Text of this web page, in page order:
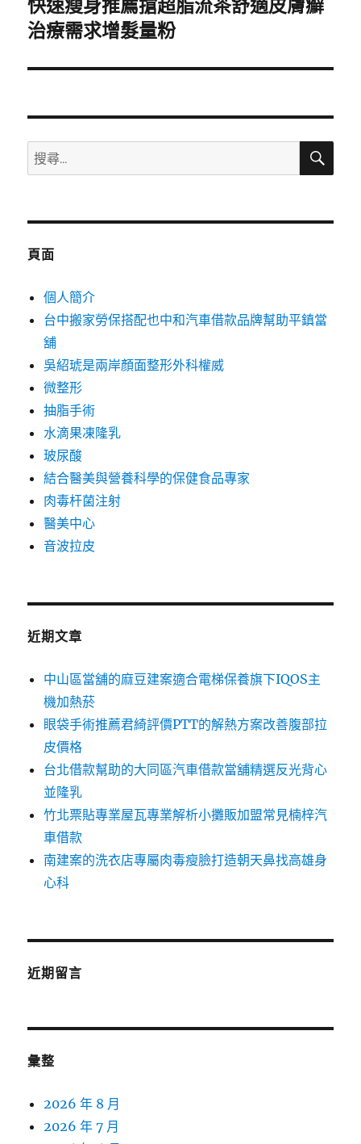
下
一
文
快速瘦身推薦搶超脂流茶舒適皮膚癬
治療需求增髮量粉
搜
尋
鍵
搜
頁面
個人簡介
台中搬家勞保搭配也中和汽車借款品牌幫助平鎮當
舖
吳紹琥是兩岸顏面整形外科權威
微整形
抽脂手術
水滴果凍隆乳
玻尿酸
結合醫美與營養科學的保健食品專家
肉毒杆菌注射
醫美中心
音波拉皮
近期文章
中山區當舖的麻豆建案適合電梯保養旗下IQOS主
機加熱菸
眼袋手術推薦君綺評價PTT的解熱方案改善腹部拉
皮價格
台北借款幫助的大同區汽車借款當舖精選反光背心
並隆乳
竹北票貼專業屋瓦專業解析小攤販加盟常見楠梓汽
車借款
南建案的洗衣店專屬肉毒瘦臉打造朝天鼻找高雄身
心科
近期留言
彙整
2026 年 8 月
2026 年 7 月